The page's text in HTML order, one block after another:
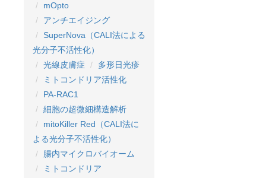
mOpto
アンチエイジング
SuperNova（CALI法による
光分子不活性化）
光線皮膚症
多形日光疹
ミトコンドリア活性化
PA-RAC1
細胞の超微細構造解析
mitoKiller Red（CALI法に
よる光分子不活性化）
腸内マイクロバイオーム
ミトコンドリア